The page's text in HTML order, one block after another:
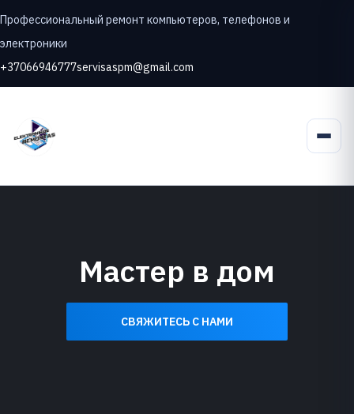
Профессиональный ремонт компьютеров, телефонов и
электроники
+37066946777servisaspm@gmail.com
Мастер в дом
СВЯЖИТЕСЬ С НАМИ